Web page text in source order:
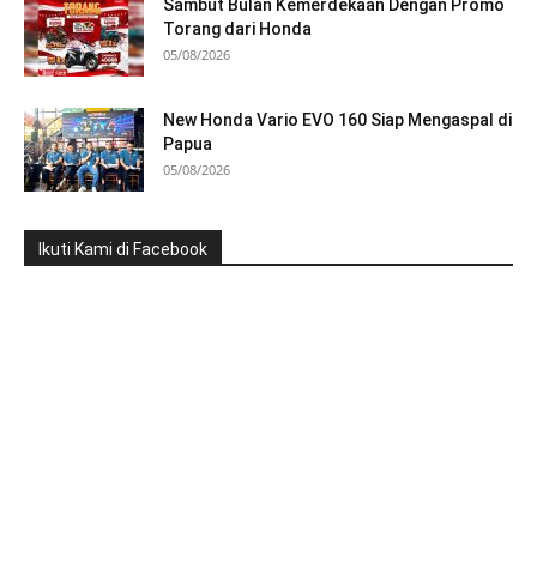
Sambut Bulan Kemerdekaan Dengan Promo
Torang dari Honda
05/08/2026
New Honda Vario EVO 160 Siap Mengaspal di
Papua
05/08/2026
Ikuti Kami di Facebook